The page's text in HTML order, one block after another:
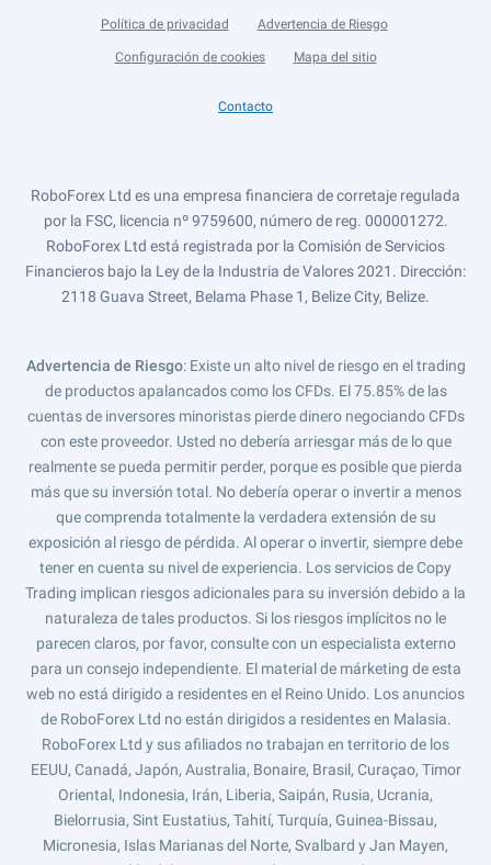
Política de privacidad Advertencia de Riesgo
Configuración de cookies Mapa del sitio
Contacto
RoboForex Ltd es una empresa financiera de corretaje regulada
por la FSC, licencia nº 9759600, número de reg. 000001272.
RoboForex Ltd está registrada por la Comisión de Servicios
Financieros bajo la Ley de la Industria de Valores 2021. Dirección:
2118 Guava Street, Belama Phase 1, Belize City, Belize.
Advertencia de Riesgo: Existe un alto nivel de riesgo en el trading
de productos apalancados como los CFDs. El 75.85% de las
cuentas de inversores minoristas pierde dinero negociando CFDs
con este proveedor. Usted no debería arriesgar más de lo que
realmente se pueda permitir perder, porque es posible que pierda
más que su inversión total. No debería operar o invertir a menos
que comprenda totalmente la verdadera extensión de su
exposición al riesgo de pérdida. Al operar o invertir, siempre debe
tener en cuenta su nivel de experiencia. Los servicios de Copy
Trading implican riesgos adicionales para su inversión debido a la
naturaleza de tales productos. Si los riesgos implícitos no le
parecen claros, por favor, consulte con un especialista externo
para un consejo independiente. El material de márketing de esta
web no está dirigido a residentes en el Reino Unido. Los anuncios
de RoboForex Ltd no están dirigidos a residentes en Malasia.
RoboForex Ltd y sus afiliados no trabajan en territorio de los
EEUU, Canadá, Japón, Australia, Bonaire, Brasil, Curaçao, Timor
Oriental, Indonesia, Irán, Liberia, Saipán, Rusia, Ucrania,
Bielorrusia, Sint Eustatius, Tahití, Turquía, Guinea-Bissau,
Micronesia, Islas Marianas del Norte, Svalbard y Jan Mayen,